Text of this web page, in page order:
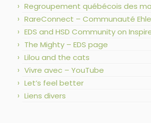
Regroupement québécois des
RareConnect – Communauté
EDS and HSD Community on
The Mighty – EDS page
Lilou and the cats
Vivre avec – YouTube
Let’s feel better
Liens divers